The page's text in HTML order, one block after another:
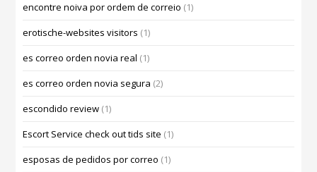
encontre noiva por ordem de correio (1)
erotische-websites visitors (1)
es correo orden novia real (1)
es correo orden novia segura (2)
escondido review (1)
Escort Service check out tids site (1)
esposas de pedidos por correo (1)